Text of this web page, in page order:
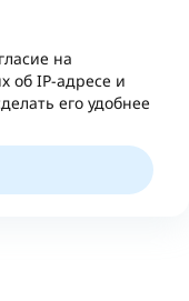
на
об IP-адресе и
его удобнее